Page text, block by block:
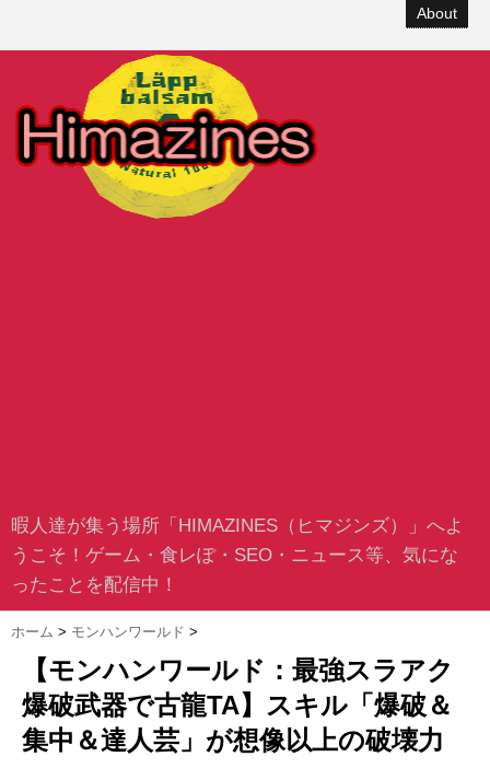
About
暇人達が集う場所「HIMAZINES（ヒマジンズ）」へよ
うこそ！ゲーム・食レぽ・SEO・ニュース等、気にな
ったことを配信中！
ホーム > モンハンワールド >
【モンハンワールド：最強スラアク
爆破武器で古龍TA】スキル「爆破＆
集中＆達人芸」が想像以上の破壊力